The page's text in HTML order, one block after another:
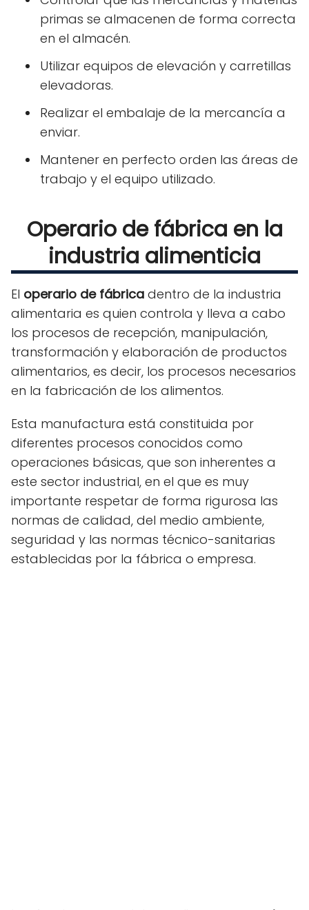
primas se almacenen de forma correcta
en el almacén.
Utilizar equipos de elevación y carretillas
elevadoras.
Realizar el embalaje de la mercancía a
enviar.
Mantener en perfecto orden las áreas de
trabajo y el equipo utilizado.
Operario de fábrica en la
industria alimenticia
El operario de fábrica dentro de la industria
alimentaria es quien controla y lleva a cabo
los procesos de recepción, manipulación,
transformación y elaboración de productos
alimentarios, es decir, los procesos necesarios
en la fabricación de los alimentos.
Esta manufactura está constituida por
diferentes procesos conocidos como
operaciones básicas, que son inherentes a
este sector industrial, en el que es muy
importante respetar de forma rigurosa las
normas de calidad, del medio ambiente,
seguridad y las normas técnico-sanitarias
establecidas por la fábrica o empresa.